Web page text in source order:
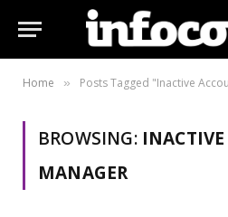
Home » Posts Tagged "Inactive
BROWSING:
MANAGER